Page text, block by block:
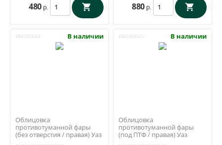
480 р. 880 р.
УМ002664 В наличии
Облицовка
противотуманной фары
(без отверстия / правая) Уаз
УМ002665 В наличии
Облицовка
противотуманной фары
(под ПТФ / правая) Уаз